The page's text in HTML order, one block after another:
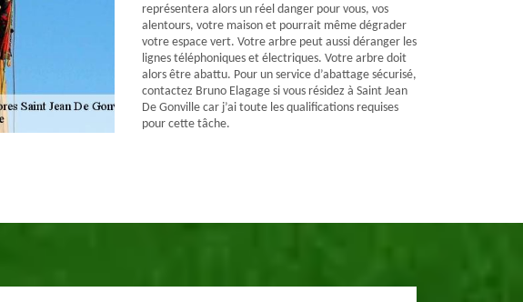
représentera alors un réel danger pour vous, vos
alentours, votre maison et pourrait même dégrader
votre espace vert. Votre arbre peut aussi déranger les
lignes téléphoniques et électriques. Votre arbre doit
alors être abattu. Pour un service d’abattage sécurisé,
contactez Bruno Elagage si vous résidez à Saint Jean
De Gonville car j’ai toute les qualifications requises
pour cette tâche.